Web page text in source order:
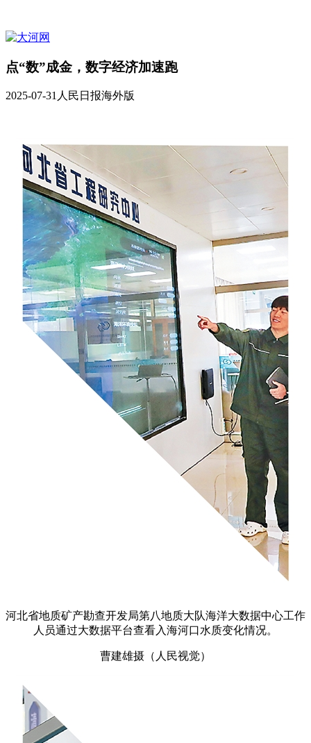
点“数”成金，数字经济加速跑
2025-07-31人民日报海外版
河北省地质矿产勘查开发局第八地质大队海洋大数据中心工作
人员通过大数据平台查看入海河口水质变化情况。
曹建雄摄（人民视觉）